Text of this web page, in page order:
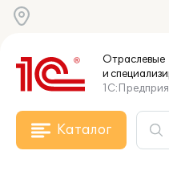
Отраслевые
и
Каталог